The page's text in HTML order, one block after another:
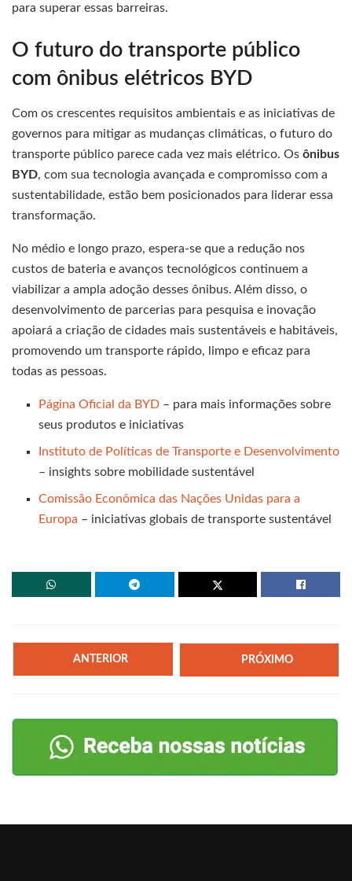
para superar essas barreiras.
O futuro do transporte público
com ônibus elétricos BYD
Com os crescentes requisitos ambientais e as iniciativas de
governos para mitigar as mudanças climáticas, o futuro do
transporte público parece cada vez mais elétrico. Os ônibus
BYD, com sua tecnologia avançada e compromisso com a
sustentabilidade, estão bem posicionados para liderar essa
transformação.
No médio e longo prazo, espera-se que a redução nos
custos de bateria e avanços tecnológicos continuem a
viabilizar a ampla adoção desses ônibus. Além disso, o
desenvolvimento de parcerias para pesquisa e inovação
apoiará a criação de cidades mais sustentáveis e habitáveis,
promovendo um transporte rápido, limpo e eficaz para
todas as pessoas.
Página Oficial da BYD – para mais informações sobre
seus produtos e iniciativas
Instituto de Políticas de Transporte e Desenvolvimento
– insights sobre mobilidade sustentável
Comissão Econômica das Nações Unidas para a
Europa – iniciativas globais de transporte sustentável
ANTERIOR PRÓXIMO